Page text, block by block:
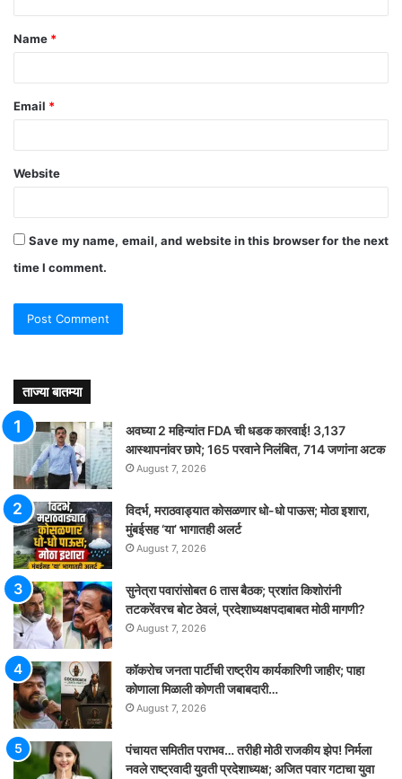
t
*
Name *
Email *
Website
Save my name, email, and website in this browser for the next
time I comment.
ताज्या बातम्या
अवघ्या 2 महिन्यांत FDA ची धडक कारवाई! 3,137
आस्थापनांवर छापे; 165 परवाने निलंबित, 714 जणांना अटक
August 7, 2026
विदर्भ, मराठवाड्यात कोसळणार धो-धो पाऊस; मोठा इशारा,
मुंबईसह ‘या’ भागातही अलर्ट
August 7, 2026
सुनेत्रा पवारांसोबत 6 तास बैठक; प्रशांत किशोरांनी
तटकरेंवरच बोट ठेवलं, प्रदेशाध्यक्षपदाबाबत मोठी मागणी?
August 7, 2026
कॉकरोच जनता पार्टीची राष्ट्रीय कार्यकारिणी जाहीर; पाहा
कोणाला मिळाली कोणती जबाबदारी…
August 7, 2026
पंचायत समितीत पराभव… तरीही मोठी राजकीय झेप! निर्मला
नवले राष्ट्रवादी युवती प्रदेशाध्यक्ष; अजित पवार गटाचा युवा